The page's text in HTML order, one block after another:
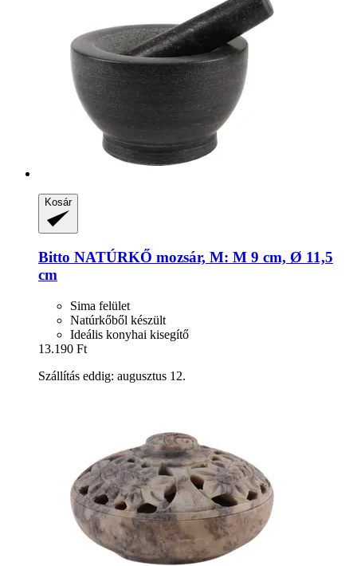
Kosár
Bitto NATÚRKŐ mozsár, M: M 9 cm, Ø 11,5
cm
Sima felület
Natúrkőből készült
Ideális konyhai kisegítő
13.190 Ft
Szállítás eddig: augusztus 12.